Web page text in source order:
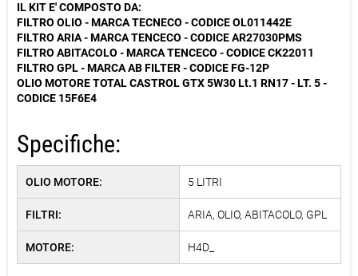
IL KIT E' COMPOSTO DA:
FILTRO OLIO - MARCA TECNECO - CODICE OL011442E
FILTRO ARIA - MARCA TENCECO - CODICE AR27030PMS
FILTRO ABITACOLO - MARCA TENCECO - CODICE CK22011
FILTRO GPL - MARCA AB FILTER - CODICE FG-12P
OLIO MOTORE TOTAL CASTROL GTX 5W30 Lt.1 RN17 - LT. 5 -
CODICE 15F6E4
Specifiche:
OLIO MOTORE: 5 LITRI
FILTRI: ARIA, OLIO, ABITACOLO, GPL
MOTORE: H4D_